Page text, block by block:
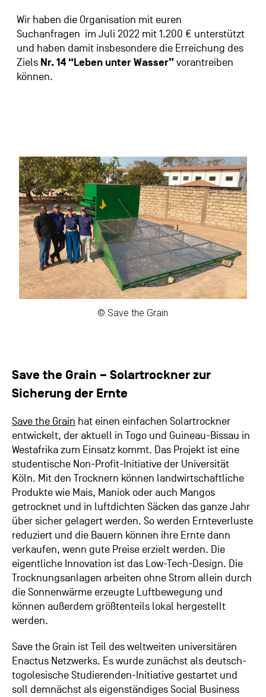
Wir haben die Organisation mit euren
Suchanfragen im Juli 2022 mit 1.200 € unterstützt
und haben damit insbesondere die Erreichung des
Ziels Nr. 14 “Leben unter Wasser”vorantreiben
können.
© Save the Grain
Save the Grain – Solartrockner zur
Sicherung der Ernte
Save the Grain hat einen einfachen Solartrockner
entwickelt, der aktuell in Togo und Guineau-Bissau in
Westafrika zum Einsatz kommt. Das Projekt ist eine
studentische Non-Profit-Initiative der Universität
Köln. Mit den Trocknern können landwirtschaftliche
Produkte wie Mais, Maniok oder auch Mangos
getrocknet und in luftdichten Säcken das ganze Jahr
über sicher gelagert werden. So werden Ernteverluste
reduziert und die Bauern können ihre Ernte dann
verkaufen, wenn gute Preise erzielt werden. Die
eigentliche Innovation ist das Low-Tech-Design. Die
Trocknungsanlagen arbeiten ohne Strom allein durch
die Sonnenwärme erzeugte Luftbewegung und
können außerdem größtenteils lokal hergestellt
werden.
Save the Grain ist Teil des weltweiten universitären
Enactus Netzwerks. Es wurde zunächst als deutsch-
togolesische Studierenden-Initiative gestartet und
soll demnächst als eigenständiges Social Business